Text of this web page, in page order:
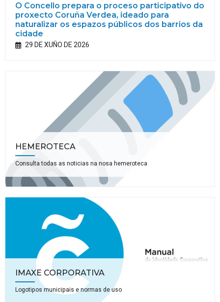
O Concello prepara o proceso participativo do
proxecto Coruña Verdea, ideado para
naturalizar os espazos públicos dos barrios da
cidade
29 DE XUÑO DE 2026
HEMEROTECA
Consulta todas as noticias na nosa hemeroteca
IMAXE CORPORATIVA
Logotipos municipais e normas de uso